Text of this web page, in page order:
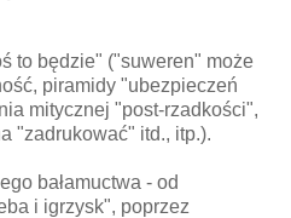
to będzie" ("suweren" może
piramidy "ubezpieczeń
mitycznej "post-rzadkości",
"zadrukować" itd., itp.).
bałamuctwa - od
i igrzysk", poprzez